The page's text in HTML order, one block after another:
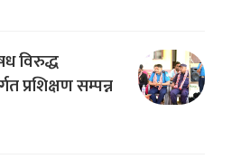
विरुद्ध
प्रशिक्षण सम्पन्न